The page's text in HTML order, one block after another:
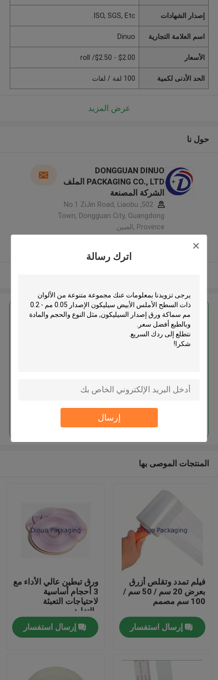
اترك رسالة
إرسال
بيت
إصدار الشهادات ISO, SGS, Etc.
اسم العلامة التجارية Dinuo
الأسعار $2.00 - $2.50/ roll
الحد الأدنى لكمية 100 لفة / لفات
عرض المزيد
حول نا
DONGGUAN DINUO
PACKAGING CO., LTD الملف
الشركة المصنعة
502, No.1 ZiJin Road, Liaobu
Town, Dongguan City, Guangdong
Province ,الصين
احصل على افضل سعر ل
مجموعة متنوعة من الألوان ذات
المنتجات الموصى بها
فيلم تمدد وتقلص أزرق
بعرض 20 سم / 50 سم /
100 سم مصمم
إرسال استفسار
ورق تبطين عالي الأداء مع
3 أحجام أساسية
لاحتياجات التعبئة
والتغليف
إرسال استفسار